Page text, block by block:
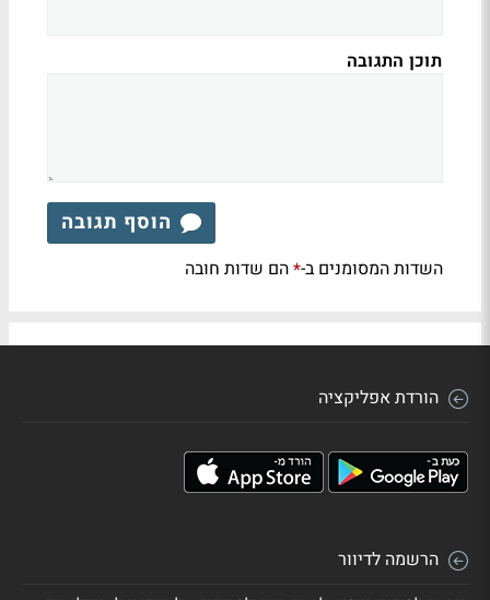
תוכן התגובה
הוסף תגובה
השדות המסומנים ב-*הם שדות חובה
הורדת אפליקציה
הרשמה לדיוור